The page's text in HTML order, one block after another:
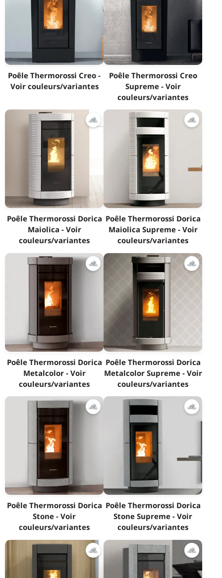
Poêle Thermorossi Creo -
Voir couleurs/variantes
Poêle Thermorossi Creo
Supreme - Voir
couleurs/variantes
Poêle Thermorossi Dorica
Maiolica - Voir
couleurs/variantes
Poêle Thermorossi Dorica
Maiolica Supreme - Voir
couleurs/variantes
Poêle Thermorossi Dorica
Metalcolor - Voir
couleurs/variantes
Poêle Thermorossi Dorica
Metalcolor Supreme - Voir
couleurs/variantes
Poêle Thermorossi Dorica
Stone - Voir
couleurs/variantes
Poêle Thermorossi Dorica
Stone Supreme - Voir
couleurs/variantes